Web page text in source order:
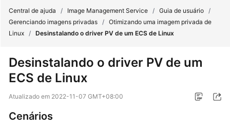
de
serviço
Primeiros
passos
Central de ajuda / Image Management Service / Guia de usuário /
Gerenciando imagens privadas / Otimizando uma imagem privada de
Linux / Desinstalando o driver PV de um ECS de Linux
Desinstalando o driver PV de um
ECS de Linux
Atualizado em 2022-11-07 GMT+08:00
Cenários